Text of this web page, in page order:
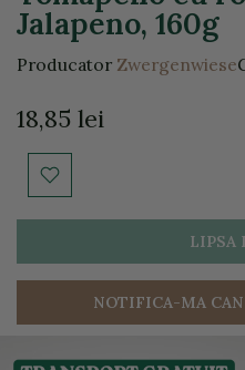
Jalapeno, 160g
Producator Zwergenwiese
18,85 lei
LIPSA
NOTIFICA-MA